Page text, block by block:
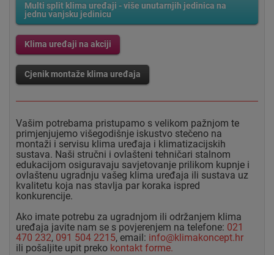
Multi split klima uređaji - više unutarnjih jedinica na
jednu vanjsku jedinicu
Klima uređaji na akciji
Cjenik montaže klima uređaja
Vašim potrebama pristupamo s velikom pažnjom te
primjenjujemo višegodišnje iskustvo stečeno na
montaži i servisu klima uređaja i klimatizacijskih
sustava. Naši stručni i ovlašteni tehničari stalnom
edukacijom osiguravaju savjetovanje prilikom kupnje i
ovlaštenu ugradnju vašeg klima uređaja ili sustava uz
kvalitetu koja nas stavlja par koraka ispred
konkurencije.
Ako imate potrebu za ugradnjom ili održanjem klima
uređaja javite nam se s povjerenjem na telefone: 021
470 232, 091 504 2215, email: info@klimakoncept.hr
ili pošaljite upit preko kontakt forme.